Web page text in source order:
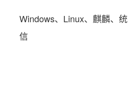
Windows、Linux、麒麟、统
信